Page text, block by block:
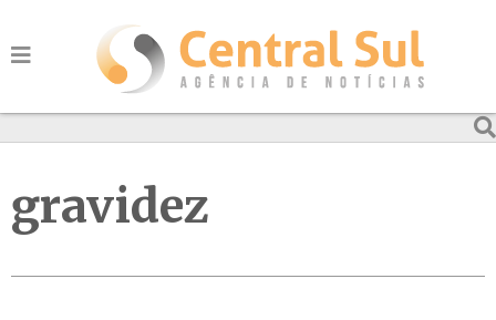
gravidez